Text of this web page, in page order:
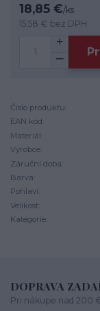
18,85 €/ks
15,58 € bez DPH
Číslo produktu:
EAN kód:
Materiál:
Výrobce:
Záruční doba:
Barva:
Pohlaví:
Velikost:
Kategorie:
DOPRAVA
Pri nákupe nad 200